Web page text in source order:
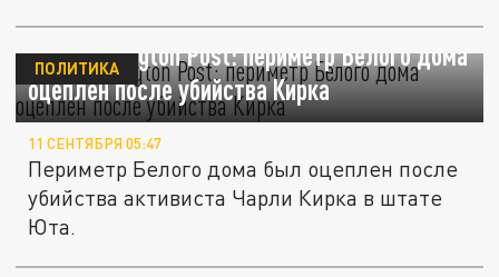
The Washington Post: периметр Белого дома
оцеплен после убийства Кирка
ПОЛИТИКА
11 СЕНТЯБРЯ 05:47
Периметр Белого дома был оцеплен после
убийства активиста Чарли Кирка в штате
Юта.